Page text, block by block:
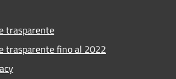
trasparente
trasparente fino al 2022